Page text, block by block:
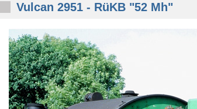
Vulcan 2951 - RüKB "52 Mh"